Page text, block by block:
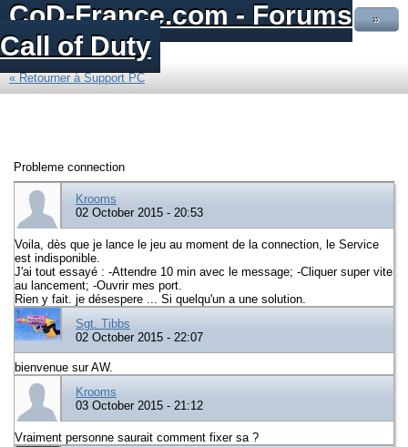
CoD-France.com - Forums
Call of Duty
»
« Retourner à Support PC
Probleme connection
Krooms
02 October 2015 - 20:53
Voila, dès que je lance le jeu au moment de la connection, le Service
est indisponible.
J'ai tout essayé : -Attendre 10 min avec le message; -Cliquer super vite
au lancement; -Ouvrir mes port.
Rien y fait. je désespere ... Si quelqu'un a une solution.
Sgt. Tibbs
02 October 2015 - 22:07
bienvenue sur AW.
Krooms
03 October 2015 - 21:12
Vraiment personne saurait comment fixer sa ?